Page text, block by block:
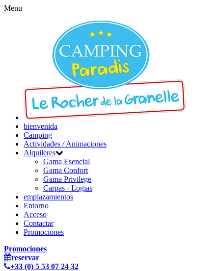
Menu
bienvenida
Camping
Actividades / Animaciones
Alquileres
Gama Esencial
Gama Confort
Gama Privilege
Carpas - Logias
emplazamientos
Entorno
Acceso
Contactar
Promociones
Promociones
reservar
+33 (0) 5 53 07 24 32